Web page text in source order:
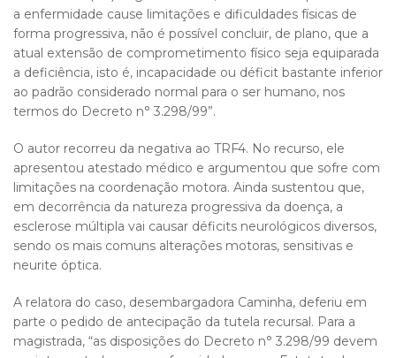
a enfermidade cause limitações e dificuldades físicas de
forma progressiva, não é possível concluir, de plano, que a
atual extensão de comprometimento físico seja equiparada
a deficiência, isto é, incapacidade ou déficit bastante inferior
ao padrão considerado normal para o ser humano, nos
termos do Decreto n° 3.298/99”.
O autor recorreu da negativa ao TRF4. No recurso, ele
apresentou atestado médico e argumentou que sofre com
limitações na coordenação motora. Ainda sustentou que,
em decorrência da natureza progressiva da doença, a
esclerose múltipla vai causar déficits neurológicos diversos,
sendo os mais comuns alterações motoras, sensitivas e
neurite óptica.
A relatora do caso, desembargadora Caminha, deferiu em
parte o pedido de antecipação da tutela recursal. Para a
magistrada, “as disposições do Decreto n° 3.298/99 devem